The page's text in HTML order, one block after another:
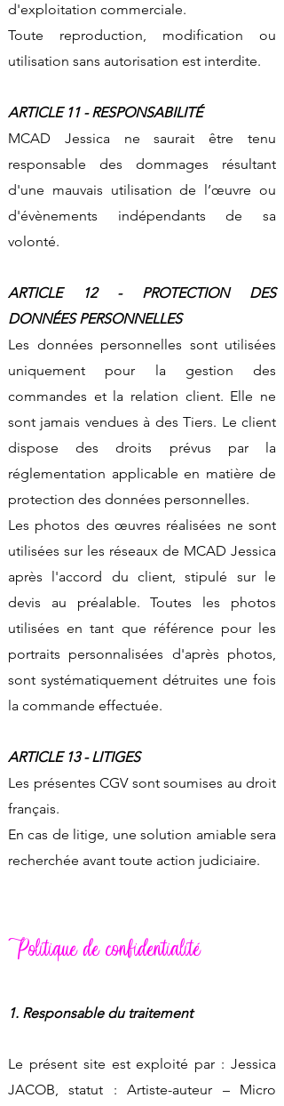
d'exploitation commerciale.
Toute reproduction, modification ou
utilisation sans autorisation est interdite.
ARTICLE 11 - RESPONSABILITÉ
MCAD Jessica ne saurait être tenu
responsable des dommages résultant
d'une mauvais utilisation de l’œuvre ou
d'évènements indépendants de sa
volonté.
ARTICLE 12 - PROTECTION DES
DONNÉES PERSONNELLES
Les données personnelles sont utilisées
uniquement pour la gestion des
commandes et la relation client. Elle ne
sont jamais vendues à des Tiers. Le client
dispose des droits prévus par la
réglementation applicable en matière de
protection des données personnelles.
Les photos des œuvres réalisées ne sont
utilisées sur les réseaux de MCAD Jessica
après l'accord du client, stipulé sur le
devis au préalable. Toutes les photos
utilisées en tant que référence pour les
portraits personnalisées d'après photos,
sont systématiquement détruites une fois
la commande effectuée.
ARTICLE 13 - LITIGES
Les présentes CGV sont soumises au droit
français.
En cas de litige, une solution amiable sera
recherchée avant toute action judiciaire.
Politique de confidentialité
1. Responsable du traitement
Le présent site est exploité par : Jessica
JACOB, statut : Artiste-auteur – Micro